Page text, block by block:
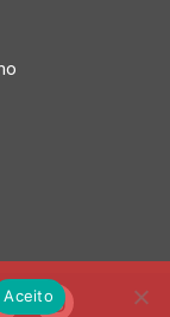
Aceito